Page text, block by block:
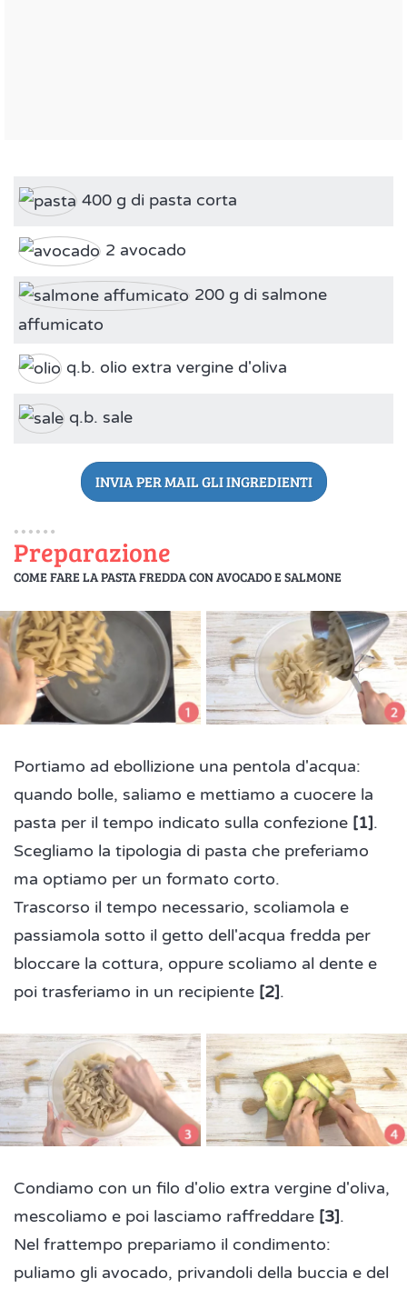
400 g di pasta corta
2 avocado
200 g di salmone
affumicato
q.b. olio extra vergine d'oliva
q.b. sale
INVIA PER MAIL GLI INGREDIENTI
Preparazione
COME FARE LA PASTA FREDDA CON AVOCADO E SALMONE
Portiamo ad ebollizione una pentola d'acqua:
quando bolle, saliamo e mettiamo a cuocere la
pasta per il tempo indicato sulla confezione [1].
Scegliamo la tipologia di pasta che preferiamo
ma optiamo per un formato corto.
Trascorso il tempo necessario, scoliamola e
passiamola sotto il getto dell'acqua fredda per
bloccare la cottura, oppure scoliamo al dente e
poi trasferiamo in un recipiente [2].
Condiamo con un filo d'olio extra vergine d'oliva,
mescoliamo e poi lasciamo raffreddare [3].
Nel frattempo prepariamo il condimento:
puliamo gli avocado, privandoli della buccia e del